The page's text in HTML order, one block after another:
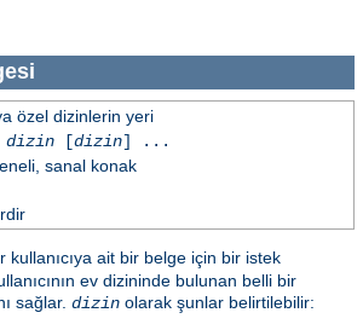
özel dizinlerin yeri
dizin[dizin] ...
sanal konak
kullanıcıya ait bir belge için bir istek
ev dizininde bulunan belli bir
sağlar. dizin olarak şunlar belirtilebilir: